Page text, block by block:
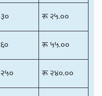
रू २५.००
रू ५५.००
रू २४०.००